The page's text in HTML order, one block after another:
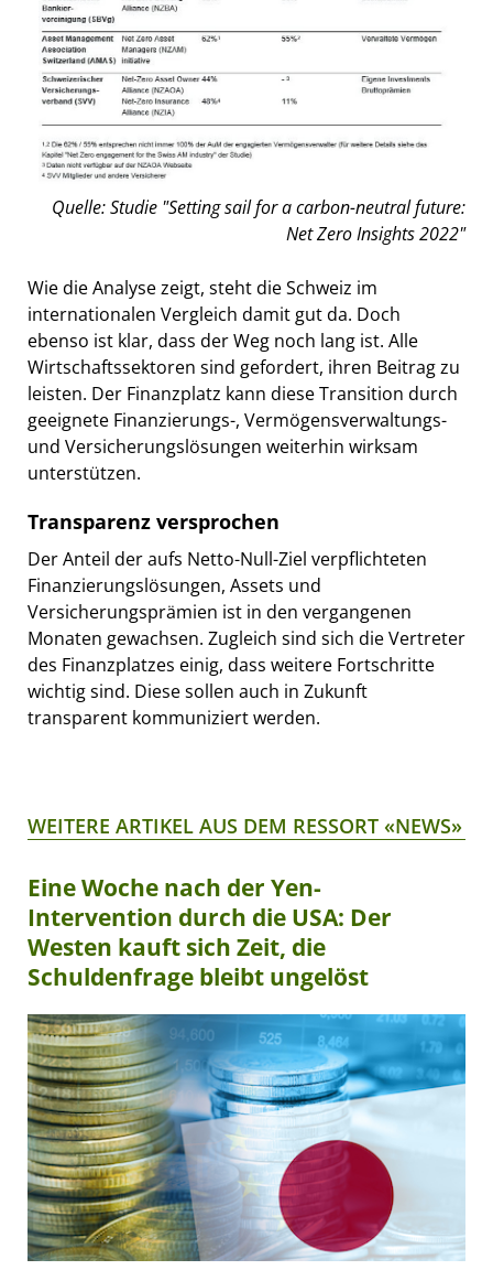
Quelle: Studie "Setting sail for a carbon-neutral future:
Net Zero Insights 2022"
Wie die Analyse zeigt, steht die Schweiz im
internationalen Vergleich damit gut da. Doch
ebenso ist klar, dass der Weg noch lang ist. Alle
Wirtschaftssektoren sind gefordert, ihren Beitrag zu
leisten. Der Finanzplatz kann diese Transition durch
geeignete Finanzierungs-, Vermögensverwaltungs-
und Versicherungslösungen weiterhin wirksam
unterstützen.
Transparenz versprochen
Der Anteil der aufs Netto-Null-Ziel verpflichteten
Finanzierungslösungen, Assets und
Versicherungsprämien ist in den vergangenen
Monaten gewachsen. Zugleich sind sich die Vertreter
des Finanzplatzes einig, dass weitere Fortschritte
wichtig sind. Diese sollen auch in Zukunft
transparent kommuniziert werden.
WEITERE ARTIKEL AUS DEM RESSORT «NEWS»
Eine Woche nach der Yen-
Intervention durch die USA: Der
Westen kauft sich Zeit, die
Schuldenfrage bleibt ungelöst